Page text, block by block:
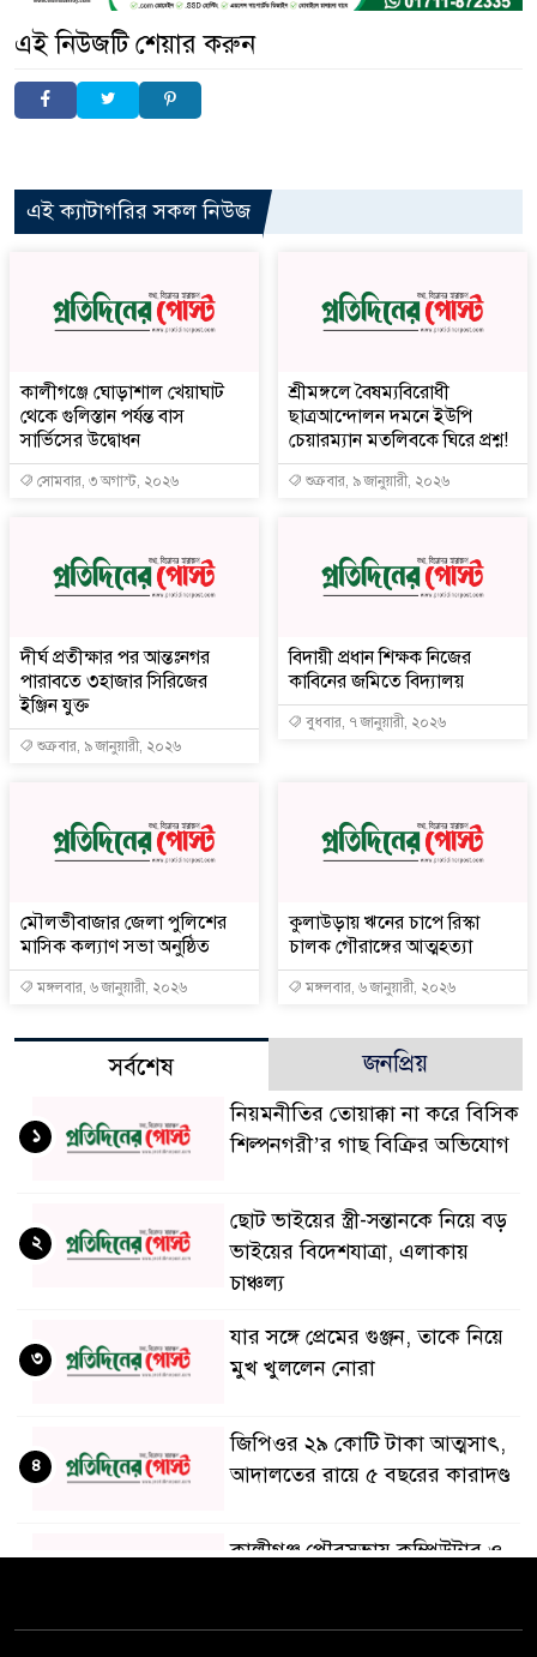
এই নিউজটি শেয়ার করুন
এই ক্যাটাগরির সকল নিউজ
কালীগঞ্জে ঘোড়াশাল খেয়াঘাট
থেকে গুলিস্তান পর্যন্ত বাস
সার্ভিসের উদ্বোধন
সোমবার, ৩ অগাস্ট, ২০২৬
শ্রীমঙ্গলে বৈষম্যবিরোধী
ছাত্রআন্দোলন দমনে ইউপি
চেয়ারম্যান মতলিবকে ঘিরে প্রশ্ন!
শুক্রবার, ৯ জানুয়ারী, ২০২৬
দীর্ঘ প্রতীক্ষার পর আন্তঃনগর
পারাবতে ৩হাজার সিরিজের
ইঞ্জিন যুক্ত
শুক্রবার, ৯ জানুয়ারী, ২০২৬
বিদায়ী প্রধান শিক্ষক নিজের
কাবিনের জমিতে বিদ্যালয়
বুধবার, ৭ জানুয়ারী, ২০২৬
মৌলভীবাজার জেলা পুলিশের
মাসিক কল্যাণ সভা অনুষ্ঠিত
মঙ্গলবার, ৬ জানুয়ারী, ২০২৬
কুলাউড়ায় ঋনের চাপে রিস্কা
চালক গৌরাঙ্গের আত্মহত্যা
মঙ্গলবার, ৬ জানুয়ারী, ২০২৬
সর্বশেষ জনপ্রিয়
নিয়মনীতির তোয়াক্কা না করে বিসিক
শিল্পনগরী’র গাছ বিক্রির অভিযোগ
১
ছোট ভাইয়ের স্ত্রী-সন্তানকে নিয়ে বড়
ভাইয়ের বিদেশযাত্রা, এলাকায়
চাঞ্চল্য
২
যার সঙ্গে প্রেমের গুঞ্জন, তাকে নিয়ে
মুখ খুললেন নোরা
৩
জিপিওর ২৯ কোটি টাকা আত্মসাৎ,
আদালতের রায়ে ৫ বছরের কারাদণ্ড
৪
কালীগঞ্জ পৌরসভায় কম্পিউটার ও